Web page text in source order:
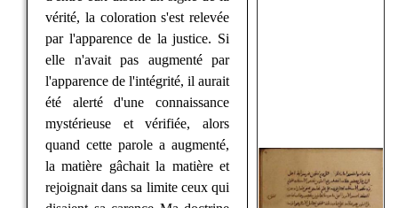
vérité, la coloration s'est relevée
par l'apparence de la justice. Si
elle n'avait pas augmenté par
l'apparence de l'intégrité, il aurait
été alerté d'une connaissance
mystérieuse et vérifiée, alors
quand cette parole a augmenté,
la matière gâchait la matière et
rejoignait dans sa limite ceux qui